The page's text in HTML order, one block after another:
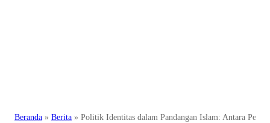
Beranda » Berita » Politik Identitas dalam Pandangan Islam: Antara